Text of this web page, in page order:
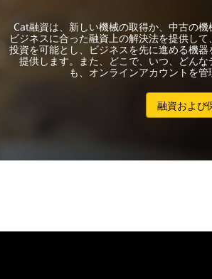
Cat融資は、新しい機械の取得か、中古の機
ビジネスに合った融資上の解決法を提供し
投資を可能とし、ビジネスを先に進める機
提供します。また、どこで、いつ、どん
も、オンラインアカウントを管
融資および